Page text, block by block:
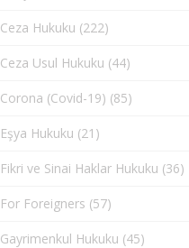
Ceza Hukuku (222)
Ceza Usul Hukuku (44)
Corona (Covid-19) (85)
Eşya Hukuku (21)
Fikri ve Sinai Haklar Hukuku (36)
For Foreigners (57)
Gayrimenkul Hukuku (45)